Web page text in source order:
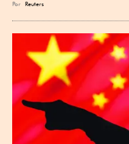
Por Reuters